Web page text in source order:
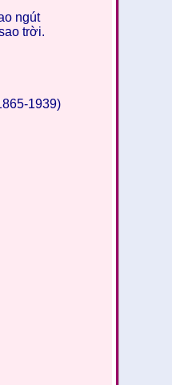
ngút
trời.
1939)